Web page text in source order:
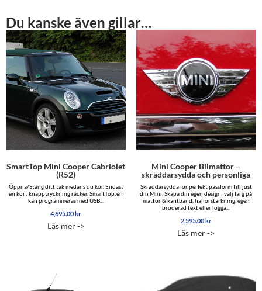
Du kanske även gillar…
SmartTop Mini Cooper Cabriolet
(R52)
Öppna/Stäng ditt tak medans du kör. Endast
en kort knapptryckning räcker. SmartTop:en
kan programmeras med USB...
4,695.00kr
Läs mer ->
Mini Cooper Bilmattor –
skräddarsydda och personliga
Skräddarsydda för perfekt passform till just
din Mini. Skapa din egen design; välj färg på
mattor & kantband, hälförstärkning, egen
broderad text eller logga...
2,595.00kr
Läs mer ->